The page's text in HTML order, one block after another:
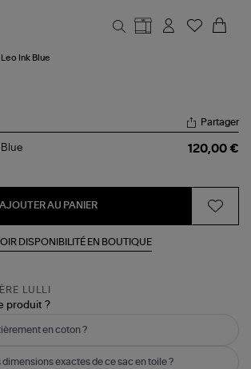
Ink Blue
Partager
Blue
120,00 €
AJOUTER AU PANIER
DISPONIBILITÉ EN BOUTIQUE
LULLI
produit ?
en coton ?
exactes de ce sac en toile ?